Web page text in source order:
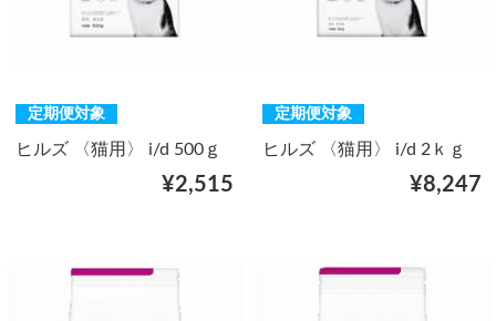
定期便対象
ヒルズ 〈猫用〉 i/d 500ｇ
¥2,515
定期便対象
ヒルズ 〈猫用〉 i/d 2ｋｇ
¥8,247